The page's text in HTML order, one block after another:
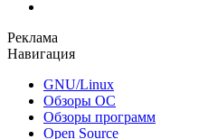
Реклама
Навигация
GNU/Linux
Обзоры ОС
Обзоры программ
Open Source